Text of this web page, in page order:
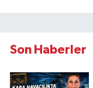
Son Haberler